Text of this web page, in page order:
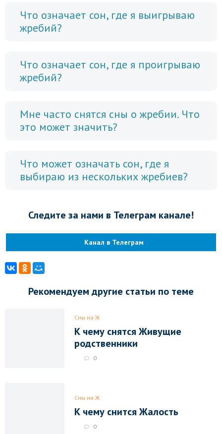
Что означает сон, где я выигрываю
жребий?
Что означает сон, где я проигрываю
жребий?
Мне часто снятся сны о жребии. Что
это может значить?
Что может означать сон, где я
выбираю из нескольких жребиев?
Следите за нами в Телеграм канале!
Канал в Телеграм
Рекомендуем другие статьи по теме
Сны на Ж
К чему снятся Живущие
родственники
0
Сны на Ж
К чему снится Жалость
0